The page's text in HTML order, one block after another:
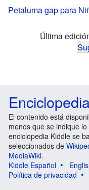
Petaluma gap para
Última
El contenido está
menos que se indique
enciclopedia Kiddle se
seleccionados de
MediaWiki.
Kiddle Español
Política de privacidad